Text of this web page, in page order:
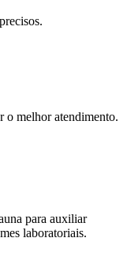
o melhor atendimento.
para auxiliar
laboratoriais.